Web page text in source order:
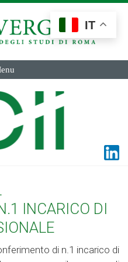
INCARICO DI
di n.1 incarico di
IT